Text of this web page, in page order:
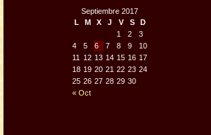
Septiembre 2017
L
M X J V S D
« Oct
1 2
3
4
5 6 7 8 9
10
11
12 13 14 15 16 17
18 19 20 21 22 23 24
25 26 27 28 29 30